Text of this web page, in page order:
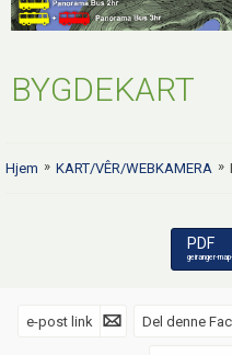
Hjem » KART/VÊR/WEBKAMERA »
BYGDEKART
PDF
geiranger-
e-post link Del denne